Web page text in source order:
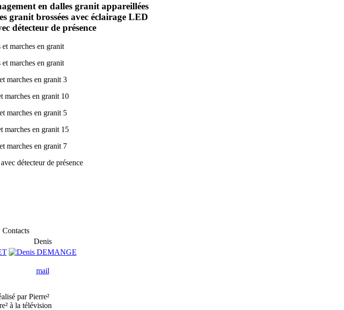
en dalles granit appareillées
granit brossées avec éclairage LED
détecteur de présence
Contacts
Denis
mail
par Pierre²